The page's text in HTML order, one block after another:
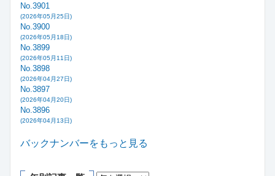
No.3901
(2026年05月25日)
No.3900
(2026年05月18日)
No.3899
(2026年05月11日)
No.3898
(2026年04月27日)
No.3897
(2026年04月20日)
No.3896
(2026年04月13日)
バックナンバーをもっと見る